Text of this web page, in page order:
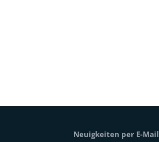
Neuigkeiten per E-Mail